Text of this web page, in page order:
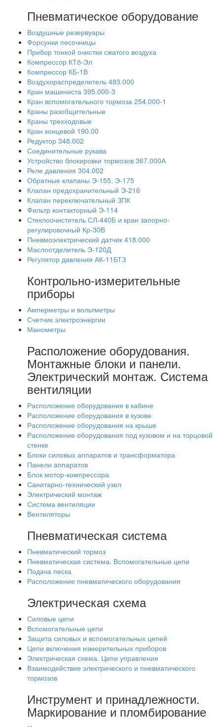
Пневматическое оборудование
Воздушные резервуары
Форсунки песочницы
Прибор тонкой очистки сжатого воздуха
Компрессор КТб-Эл
Компрессор КБ-1В
Воздухораспределитель 483.000
Кран машиниста 395.000-3
Кран вспомогательного тормоза 254.000-1
Краны разобщительные
Краны трехходовые
Кран концевой 190.00
Редуктор 348.002
Соединительные рукава
Устройство блокировки тормозов 367.000А
Реле давления 304.002
Обратные клапаны Э-155, Э-175
Клапан предохранительный Э-216
Клапан переключательный ЗПК
Фильтр контакторный Э-114
Стеклоочиститель СЛ-440Б и кран запорно-
регулировочный Кр-30В
Пневмоэлектрический датчик 418.000
Маслоотделитель Э-120Д
Регулятор давления АК-11БТЗ
Контрольно-измерительные
приборы
Амперметры и вольтметры
Счетчик электроэнергии
Манометры
Расположение оборудования.
Монтажные блоки и панели.
Электрический монтаж. Система
вентиляции
Расположение оборудования в кабине
Расположение оборудования в кузове
Расположение оборудования на крыше
Расположение оборудования под кузовом и на торцовой
стенке
Блоки силовых аппаратов и трансформатора
Панели аппаратов
Блок мотор-компрессора
Санитарно-технический узел
Электрический монтаж
Система вентиляции
Вентиляторы
Пневматическая система
Пневматический тормоз
Пневматическая система. Вспомогательные цепи
Подача песка
Расположение пневматического оборудования
Электрическая схема
Силовые цепи
Вспомогательные цепи
Защита силовых и вспомогательных цепей
Цепи включения измерительных приборов
Электрическая схема. Цепи управления
Взаимодействие электрического и пневматического
тормозов
Инструмент и принадлежности.
Маркирование и пломбирование